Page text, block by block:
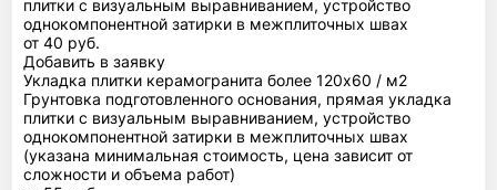
плитки с визуальным выравниванием, устройство
однокомпонентной затирки в межплиточных швах
от 40 руб.
Добавить в заявку
Укладка плитки керамогранита более 120х60 / м2
Грунтовка подготовленного основания, прямая укладка
плитки с визуальным выравниванием, устройство
однокомпонентной затирки в межплиточных швах
(указана минимальная стоимость, цена зависит от
сложности и объема работ)